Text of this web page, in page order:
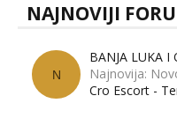
NAJNOVIJI
N
BANJA LUKA
Najnovija:
Cro Escort -